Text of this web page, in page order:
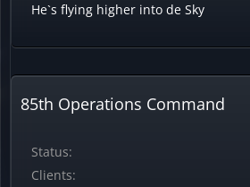
He`s flying higher into de Sky
85th Operations Command
Status:
Clients: